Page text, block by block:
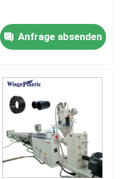
Anfrage absenden